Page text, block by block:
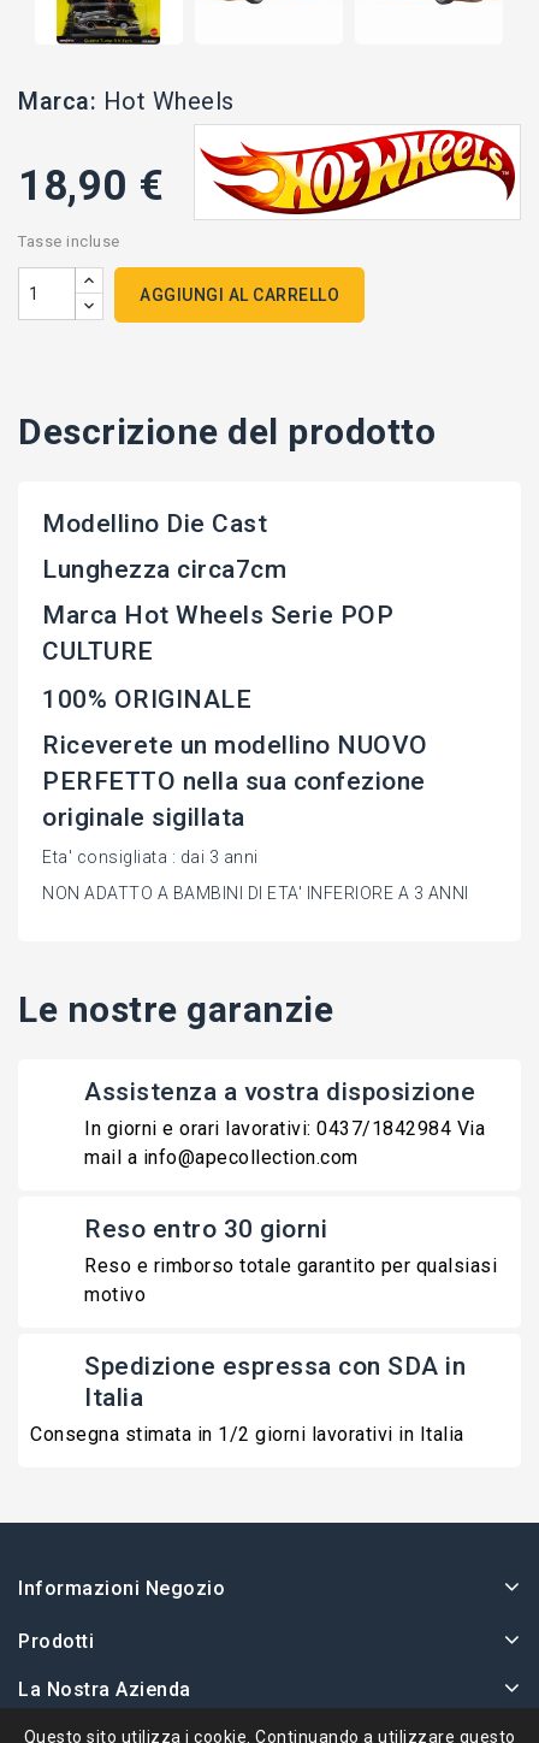
Marca: Hot Wheels
18,90 €
Tasse incluse
AGGIUNGI AL CARRELLO
Descrizione del prodotto
Modellino Die Cast
Lunghezza circa7cm
Marca Hot Wheels Serie POP
CULTURE
100% ORIGINALE
Riceverete un modellino NUOVO
PERFETTO nella sua confezione
originale sigillata
Eta' consigliata : dai 3 anni
NON ADATTO A BAMBINI DI ETA' INFERIORE A 3 ANNI
Le nostre garanzie
Assistenza a vostra disposizione
In giorni e orari lavorativi: 0437/1842984 Via
mail a info@apecollection.com
Reso entro 30 giorni
Reso e rimborso totale garantito per qualsiasi
motivo
Spedizione espressa con SDA in
Italia
Consegna stimata in 1/2 giorni lavorativi in Italia
Informazioni Negozio
Prodotti
La Nostra Azienda
Il Tuo Account
Questo sito utilizza i cookie. Continuando a utilizzare questo